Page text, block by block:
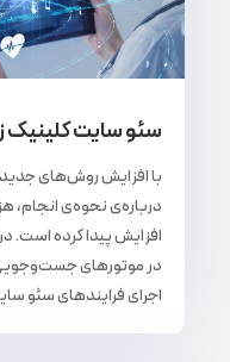
سئو سایت کلینیک
با افزایش روش‌های
درباره‌ی نحوه‌ی انجام،
افزایش پیدا کرده است.
در موتورهای
اجرای فرایندهای سئو